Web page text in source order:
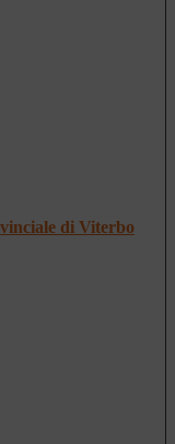
di Viterbo